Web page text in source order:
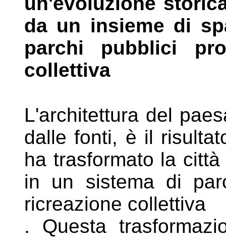
da un insieme di
parchi pubblici
collettiva
L'architettura del
dalle fonti, è il
ha trasformato la
in un sistema di
ricreazione collettiva
. Questa